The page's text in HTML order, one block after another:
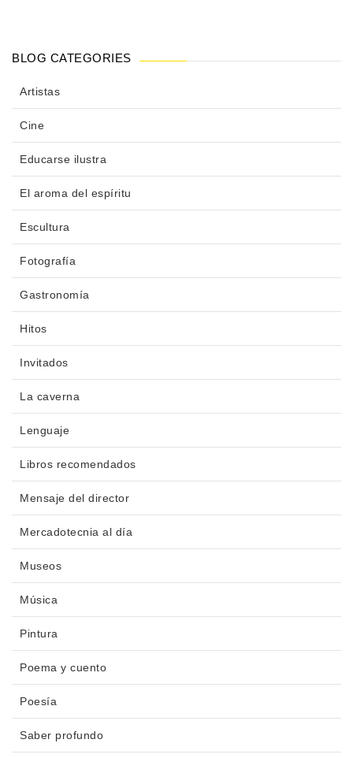
BLOG CATEGORIES
Artistas
Cine
Educarse ilustra
El aroma del espíritu
Escultura
Fotografía
Gastronomía
Hitos
Invitados
La caverna
Lenguaje
Libros recomendados
Mensaje del director
Mercadotecnia al día
Museos
Música
Pintura
Poema y cuento
Poesía
Saber profundo